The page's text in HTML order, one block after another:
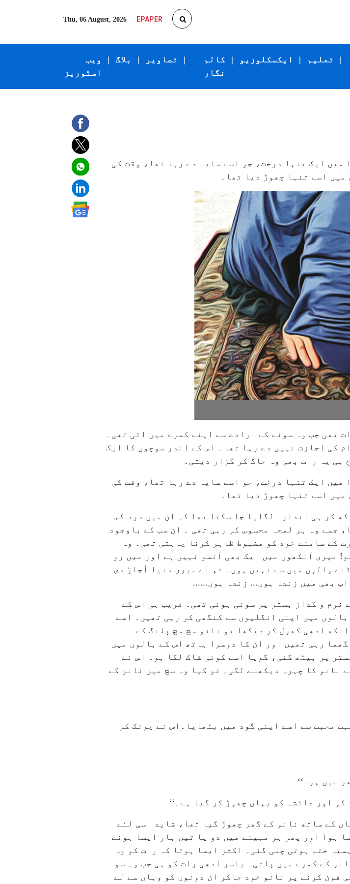
Thu, 06 August, 2026 EPAPER
ویب
اسٹوریز
| بلاگ | تصاویر |
کالم
نگار
| ایکسکلوزیو | تعلیم |
میں ایک تنہا درخت، جو اسے سایہ دے رہا تھا، وقت کی
اسے تنہا چھوڑ دیا تھا۔
تھی جب وہ سونے کے ارادے سے اپنے کمرے میں آئی تھی۔
کی اجازت نہیں دے رہا تھا۔ اس کے اندر سوچوں کا ایک
ہی یہ رات بھی وہ جاگ کر گزار دیتی۔
میں ایک تنہا درخت، جو اسے سایہ دے رہا تھا، وقت کی
اسے تنہا چھوڑ دیا تھا۔
کر ہی اندازہ لگایا جا سکتا تھا کہ ان میں درد کس
جسے وہ ہر لمحہ محسوس کر رہی تھی ۔ ان سب کے باوجود
کے سامنے خود کو مضبوط ظاہر کرنا چاہتی تھی۔ وہ
میری آنکھوں میں ایک بھی آنسو نہیں ہے اور میں رو
والوں میں سے نہیں ہوں۔ تم نے میری دنیا اُجاڑ دی
بھی میں زندہ ہوں... زندہ ہوں......
نرم و گداز بستر پر سوئی ہوئی تھی۔ قریب ہی اس کے
میں اپنی انگلیوں سے کنگھی کر رہی تھیں۔ اسے
آدھی کھول کر دیکھا تو نانو سچ مچ پلنگ کے
رہی تھیں اور ان کا دوسرا ہاتھ اس کے بالوں میں
پر بیٹھ گئی، گویا اسے کوئی شاک لگا ہو۔ اس نے
نانو کا چہرہ دیکھنے لگی۔ تو کیا وہ سچ میں نانو کے
محبت سے اسے اپنی گود میں بٹھایا۔اس نے چونک کر
میں ہو۔‘‘
اور عائشہ کو یہاں چھوڑ کر گیا ہے۔‘‘
کے ساتھ نانو کے گھر چھوڑ گیا تھا، شاید اسی لئے
ہوا اور پھر ہر مہینے میں دو یا تین بار ایسا ہونے
ختم ہوتی چلی گئی۔ اکثر ایسا ہوتا کہ رات کو وہ
کے کمرے میں پاتی۔ یاسر آدھی رات کو ہی جب وہ سو
فون کرنے پر نانو خود جاکر ان دونوں کو وہاں سے لے